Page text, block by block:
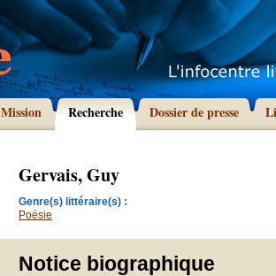
Mission Recherche Dossier de presse
Gervais, Guy
Genre(s) littéraire(s) :
Poésie
Notice biographique